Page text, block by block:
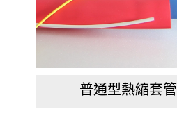
普通型熱縮套管